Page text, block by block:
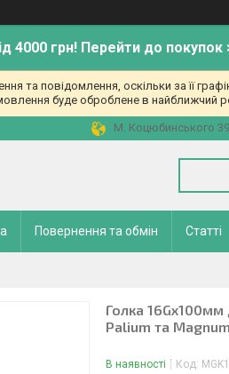
4000 грн! Перейти до покупок
та повідомлення, оскільки за її
буде оброблене в найближчий
М. Коцюбинського
Повернення та обмін Статті
Голка 16Gx100мм
Palium та
В наявності Код: